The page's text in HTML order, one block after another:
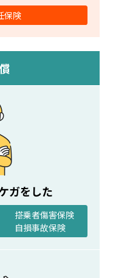
保険
ガをした
搭乗者傷害保険
自損事故保険